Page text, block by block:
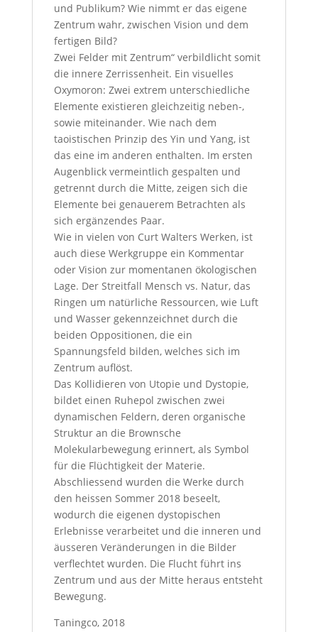
und Publikum? Wie nimmt er das eigene
Zentrum wahr, zwischen Vision und dem
fertigen Bild?
Zwei Felder mit Zentrum“ verbildlicht somit
die innere Zerrissenheit. Ein visuelles
Oxymoron: Zwei extrem unterschiedliche
Elemente existieren gleichzeitig neben-,
sowie miteinander. Wie nach dem
taoistischen Prinzip des Yin und Yang, ist
das eine im anderen enthalten. Im ersten
Augenblick vermeintlich gespalten und
getrennt durch die Mitte, zeigen sich die
Elemente bei genauerem Betrachten als
sich ergänzendes Paar.
Wie in vielen von Curt Walters Werken, ist
auch diese Werkgruppe ein Kommentar
oder Vision zur momentanen ökologischen
Lage. Der Streitfall Mensch vs. Natur, das
Ringen um natürliche Ressourcen, wie Luft
und Wasser gekennzeichnet durch die
beiden Oppositionen, die ein
Spannungsfeld bilden, welches sich im
Zentrum auflöst.
Das Kollidieren von Utopie und Dystopie,
bildet einen Ruhepol zwischen zwei
dynamischen Feldern, deren organische
Struktur an die Brownsche
Molekularbewegung erinnert, als Symbol
für die Flüchtigkeit der Materie.
Abschliessend wurden die Werke durch
den heissen Sommer 2018 beseelt,
wodurch die eigenen dystopischen
Erlebnisse verarbeitet und die inneren und
äusseren Veränderungen in die Bilder
verflechtet wurden. Die Flucht führt ins
Zentrum und aus der Mitte heraus entsteht
Bewegung.
Taningco, 2018